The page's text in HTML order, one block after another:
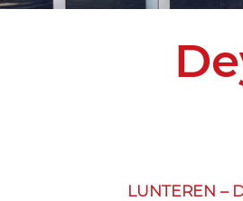
LUNTEREN –